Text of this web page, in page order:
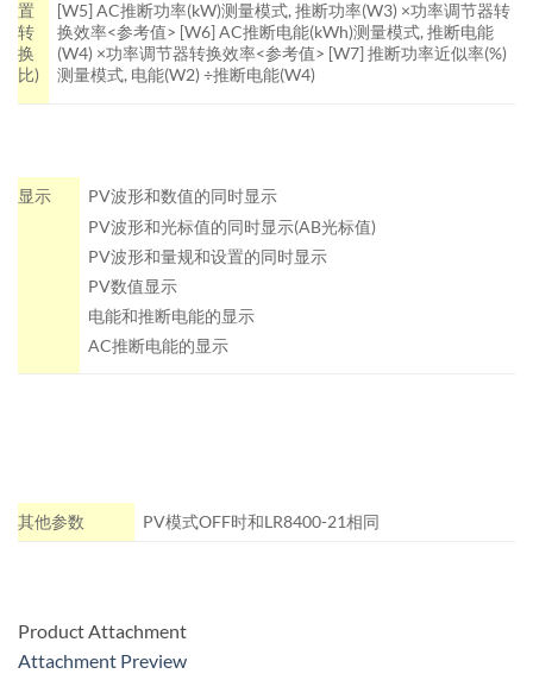
置
转
换
比)
[W5] AC推断功率(kW)测量模式, 推断功率(W3) ×功率调节器转
换效率<参考值> [W6] AC推断电能(kWh)测量模式, 推断电能
(W4) ×功率调节器转换效率<参考值> [W7] 推断功率近似率(%)
测量模式, 电能(W2) ÷推断电能(W4)
显示
PV波形和数值的同时显示
PV波形和光标值的同时显示(AB光标值)
PV波形和量规和设置的同时显示
PV数值显示
电能和推断电能的显示
AC推断电能的显示
其他参数 PV模式OFF时和LR8400-21相同
Product Attachment
Attachment Preview